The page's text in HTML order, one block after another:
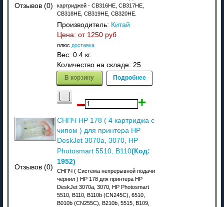
Отзывов (0)
картриджей - CB316HE, CB317HE,
CB318HE, CB319HE, CB320HE.
Производитель: Китай
Цена: от 1250 руб
плюс доставка
Вес: 0.4 кг.
Количество на складе: 25
В корзину Подробнее
Отзывов (0)
СНПЧ HP 178 ( 4 картриджа с
чипом ) для принтера HP
DeskJet 3070a, 3070, HP
Photosmart 5510, B110(Код:
1952)
СНПЧ ( Система непрерывной подачи
чернил ) HP 178 для принтера HP
DeskJet 3070a, 3070, HP Photosmart
5510, B110, B110b (CN245C), 6510,
B010b (CN255C), B210b, 5515, B109,